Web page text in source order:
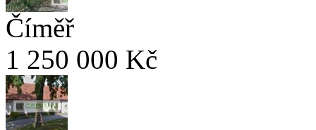
Číměř
1 250 000 Kč